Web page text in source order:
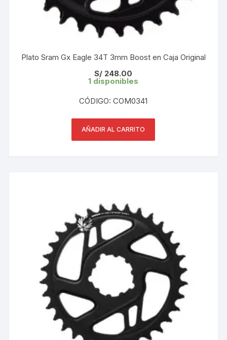
Plato Sram Gx Eagle 34T 3mm Boost en Caja Original
S/ 248.00
1 disponibles
CÓDIGO: COM0341
AÑADIR AL CARRITO